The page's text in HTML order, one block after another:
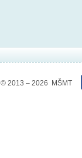
© 2013 – 2026 MŠMT